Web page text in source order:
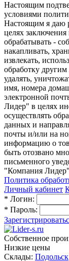
Настоящим
условиями
Настоящим я даю
целях
обрабатывать -
накапливать,
извлекать,
обработку
удалять,
имя, номера
электронной
Лидер" в целях
осуществлять
данных и
почты и/или на
информацию о
быть отозвано
письменного
"Компания
Политика
Личный кабинет
* Логин:
* Пароль:
Собственное
Низкие цены
Склады: Подольск